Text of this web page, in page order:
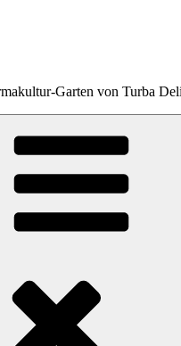
Garten von Turba